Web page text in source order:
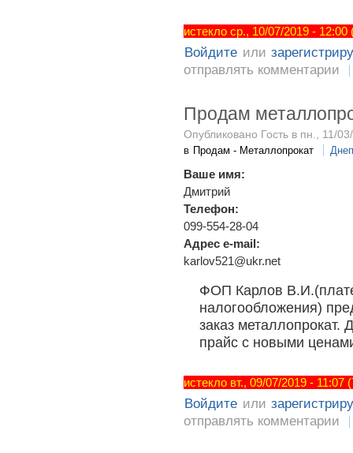
истекло ср., 10/07/2019 -
Войдите или
отправлять комментарии
Продам
Опубликовано Гость в пн., 11/
в Продам - Металлопрокат
Ваше имя:
Дмитрий
Телефон:
099-554-28-04
Адрес e-mail:
karlov521@ukr.net
ФОП Карлов
налогообложения)
заказ
прайс с новыми
истекло вт., 09/07/2019 - 11:07
Войдите или
отправлять комментарии